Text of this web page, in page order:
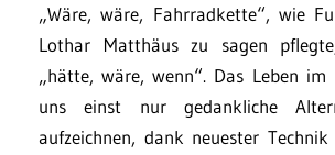
„Wäre, wäre, Fahrradkette“, wie
Lothar Matthäus zu sagen
„hätte, wäre, wenn“. Das Leben
uns einst nur gedankliche
aufzeichnen, dank neuester